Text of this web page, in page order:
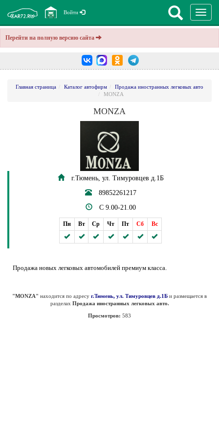
Перейти на полную версию сайта
Войти
Главная страница Каталог автофирм
Продажа иностранных легковых авто
MONZA
MONZA
г.Тюмень, ул. Тимуровцев д.1Б
89852261217
C 9.00-21.00
Пн Вт Ср Чт Пт Сб Вс
Продажа новых легковых автомобилей премиум класса.
"MONZA" находится по адресу г.Тюмень, ул. Тимуровцев д.1Б и размещается в
разделах Продажа иностранных легковых авто.
Просмотров: 583